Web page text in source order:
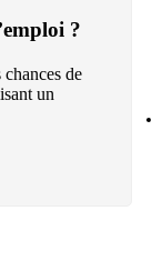
?
de
un